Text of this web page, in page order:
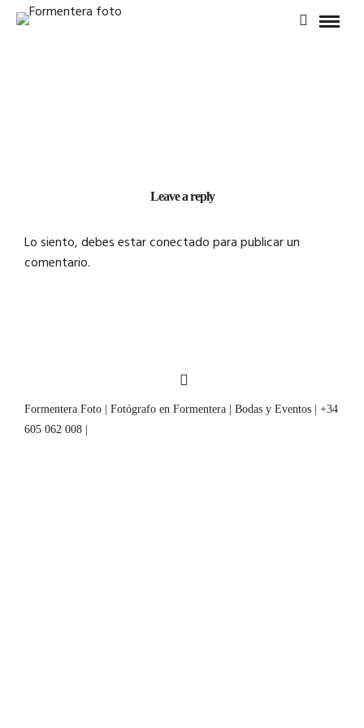
Leave a reply
Lo siento, debes estarconectadopara publicar un
comentario.
Formentera Foto | Fotógrafo en Formentera | Bodas y Eventos | +34
605 062 008 |